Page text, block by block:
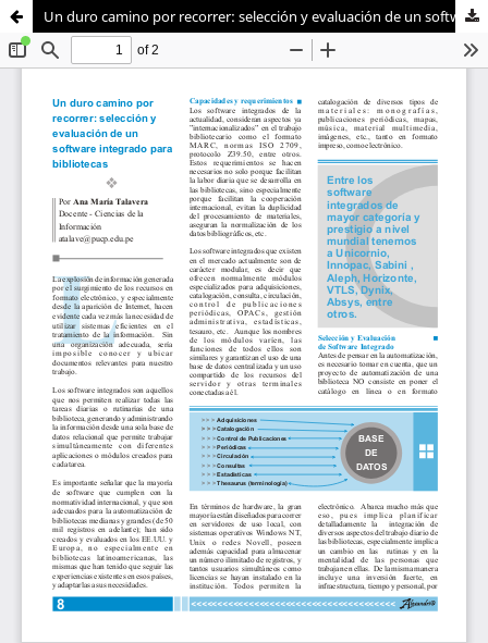
Sistema de
Bibliotecas
Departamento de
Humanidades
Un duro camino por recorrer: selección y evaluación de un software integrado para bibliotecas